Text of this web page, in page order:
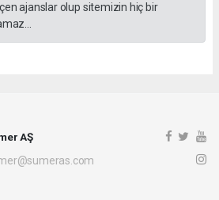
ajanslar olup sitemizin hiç bir
AŞ